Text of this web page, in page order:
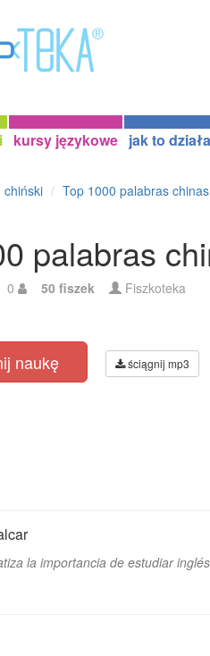
kursy językowe jak to działa
chiński Top 1000 palabras chinas
palabras
0 50 fiszek Fiszkoteka
naukę ściągnij mp3
la importancia de estudiar